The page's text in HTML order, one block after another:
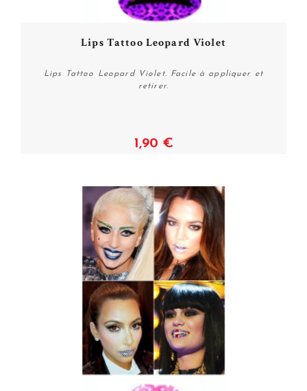
Plus de détails
Lips Tattoo Leopard Violet
Lips Tattoo Leopard Violet. Facile à appliquer et
retirer.
1,90 €